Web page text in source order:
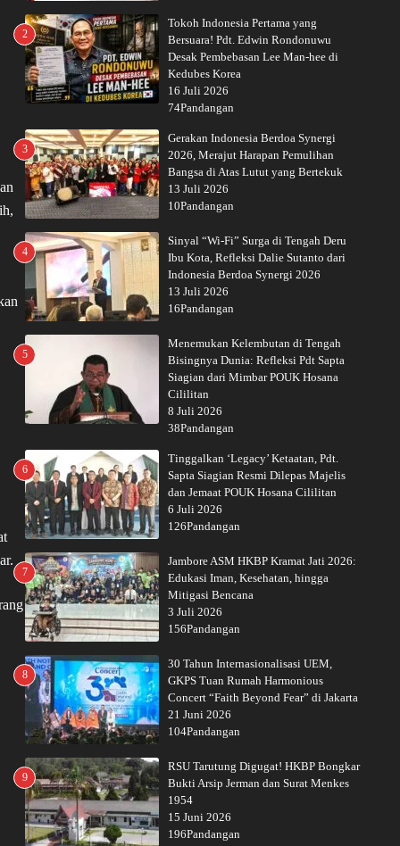
2
Tokoh Indonesia Pertama yang
Bersuara! Pdt. Edwin Rondonuwu
Desak Pembebasan Lee Man-hee di
Kedubes Korea
16 Juli 2026
74Pandangan
3
Gerakan Indonesia Berdoa Synergi
2026, Merajut Harapan Pemulihan
Bangsa di Atas Lutut yang Bertekuk
13 Juli 2026
10Pandangan
4
Sinyal “Wi-Fi” Surga di Tengah Deru
Ibu Kota, Refleksi Dalie Sutanto dari
Indonesia Berdoa Synergi 2026
13 Juli 2026
16Pandangan
5
Menemukan Kelembutan di Tengah
Bisingnya Dunia: Refleksi Pdt Sapta
Siagian dari Mimbar POUK Hosana
Cililitan
8 Juli 2026
38Pandangan
6
Tinggalkan ‘Legacy’ Ketaatan, Pdt.
Sapta Siagian Resmi Dilepas Majelis
dan Jemaat POUK Hosana Cililitan
6 Juli 2026
126Pandangan
7
Jambore ASM HKBP Kramat Jati 2026:
Edukasi Iman, Kesehatan, hingga
Mitigasi Bencana
3 Juli 2026
156Pandangan
8
30 Tahun Internasionalisasi UEM,
GKPS Tuan Rumah Harmonious
Concert “Faith Beyond Fear” di Jakarta
21 Juni 2026
104Pandangan
9
RSU Tarutung Digugat! HKBP Bongkar
Bukti Arsip Jerman dan Surat Menkes
1954
15 Juni 2026
196Pandangan